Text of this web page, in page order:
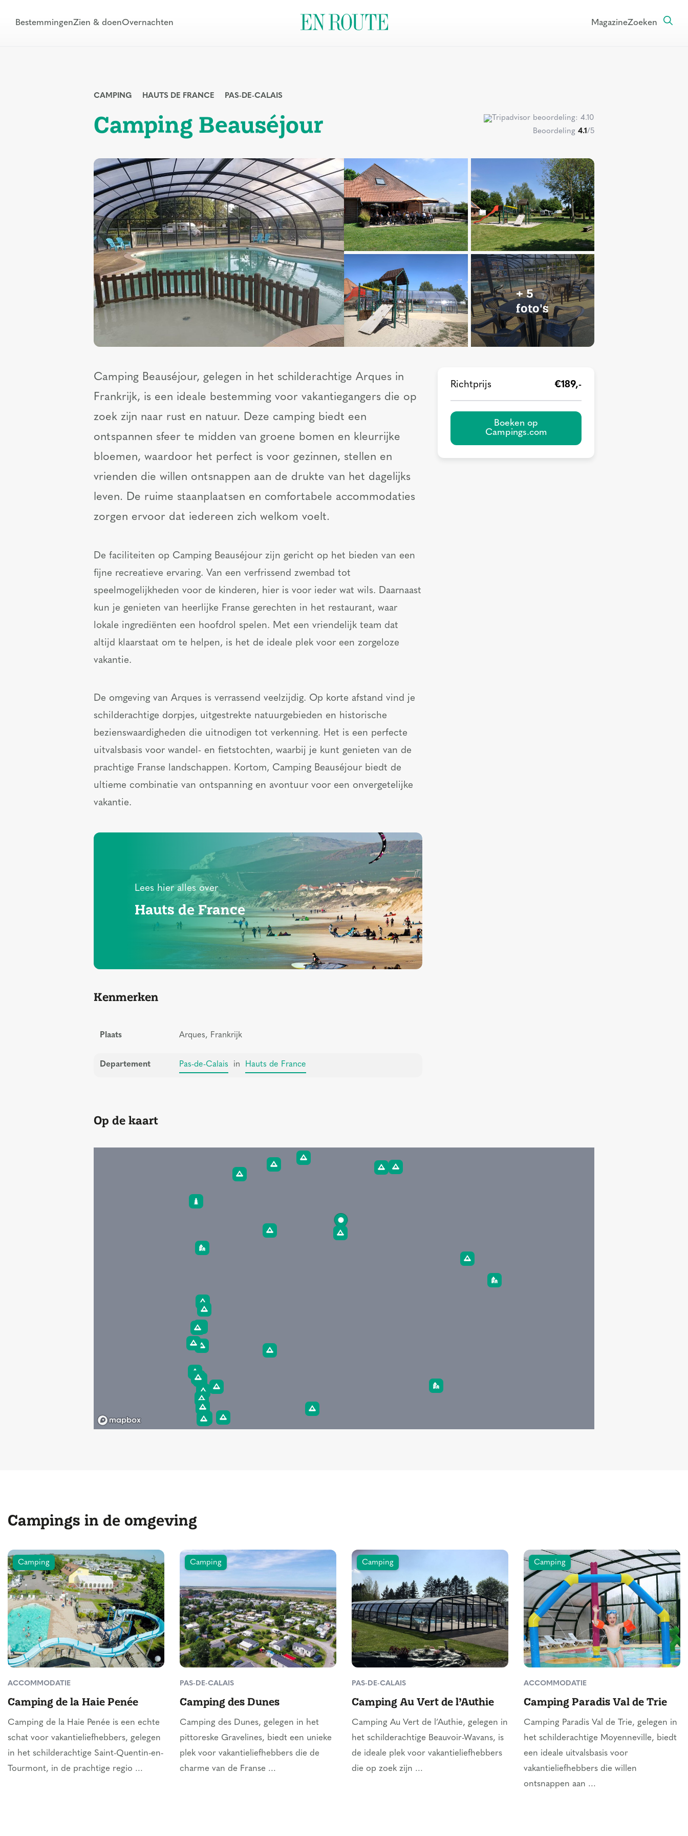
BestemmingenZien & doenOvernachten MagazineZoeken
CAMPING HAUTS DE FRANCE PAS-DE-CALAIS
Camping Beauséjour Beoordeling 4.1/5
+ 5
foto's
Camping Beauséjour, gelegen in het schilderachtige Arques in
Frankrijk, is een ideale bestemming voor vakantiegangers die op
zoek zijn naar rust en natuur. Deze camping biedt een
ontspannen sfeer te midden van groene bomen en kleurrijke
bloemen, waardoor het perfect is voor gezinnen, stellen en
vrienden die willen ontsnappen aan de drukte van het dagelijks
leven. De ruime staanplaatsen en comfortabele accommodaties
zorgen ervoor dat iedereen zich welkom voelt.
De faciliteiten op Camping Beauséjour zijn gericht op het bieden van een
fijne recreatieve ervaring. Van een verfrissend zwembad tot
speelmogelijkheden voor de kinderen, hier is voor ieder wat wils. Daarnaast
kun je genieten van heerlijke Franse gerechten in het restaurant, waar
lokale ingrediënten een hoofdrol spelen. Met een vriendelijk team dat
altijd klaarstaat om te helpen, is het de ideale plek voor een zorgeloze
vakantie.
De omgeving van Arques is verrassend veelzijdig. Op korte afstand vind je
schilderachtige dorpjes, uitgestrekte natuurgebieden en historische
bezienswaardigheden die uitnodigen tot verkenning. Het is een perfecte
uitvalsbasis voor wandel- en fietstochten, waarbij je kunt genieten van de
prachtige Franse landschappen. Kortom, Camping Beauséjour biedt de
ultieme combinatie van ontspanning en avontuur voor een onvergetelijke
vakantie.
Lees hier alles over
Hauts de France
Kenmerken
Plaats Arques, Frankrijk
Departement Pas-de-Calais in Hauts de France
Richtprijs €189,-
Boeken op
Campings.com
Op de kaart
Campings in de omgeving
Camping
ACCOMMODATIE
Camping de la Haie Penée
Camping de la Haie Penée is een echte
schat voor vakantieliefhebbers, gelegen
in het schilderachtige Saint-Quentin-en-
Tourmont, in de prachtige regio ...
Camping
PAS-DE-CALAIS
Camping des Dunes
Camping des Dunes, gelegen in het
pittoreske Gravelines, biedt een unieke
plek voor vakantieliefhebbers die de
charme van de Franse ...
Camping
PAS-DE-CALAIS
Camping Au Vert de l’Authie
Camping Au Vert de l’Authie, gelegen in
het schilderachtige Beauvoir-Wavans, is
de ideale plek voor vakantieliefhebbers
die op zoek zijn ...
Camping
ACCOMMODATIE
Camping Paradis Val de Trie
Camping Paradis Val de Trie, gelegen in
het schilderachtige Moyenneville, biedt
een ideale uitvalsbasis voor
vakantieliefhebbers die willen
ontsnappen aan ...